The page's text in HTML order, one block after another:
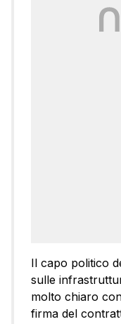
Il capo politico
sulle
molto chiaro
firma del